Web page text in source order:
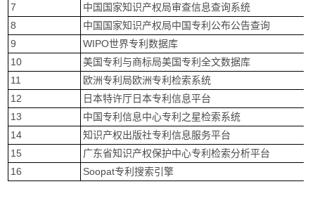
7
中国国家知识产权局审查信息查询系统
8
中国国家知识产权局中国专利公布公告查询
9
WIPO世界专利数据库
10
美国专利与商标局美国专利全文数据库
11
欧洲专利局欧洲专利检索系统
12
日本特许厅日本专利信息平台
13
中国专利信息中心专利之星检索系统
14
知识产权出版社专利信息服务平台
15
广东省知识产权保护中心专利检索分析平台
16
Soopat专利搜索引擎